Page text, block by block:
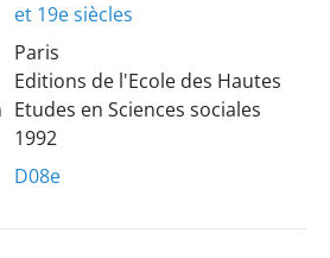
et 19e siècles
Paris
Editions de l'Ecole des Hautes
Etudes en Sciences sociales
1992
D08e